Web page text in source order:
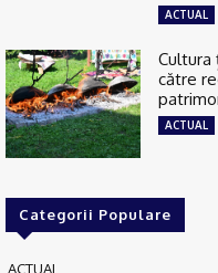
ACTUAL
Cultura
către
ACTUAL
Categorii Populare
ACTUAL